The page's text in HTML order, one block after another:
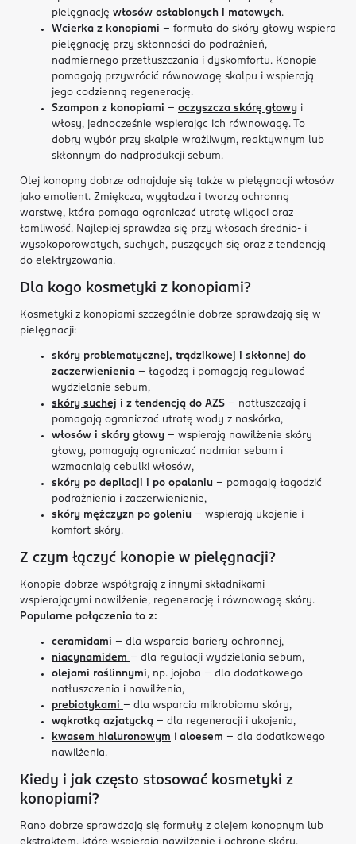
pielęgnację włosów osłabionych i matowych.
Wcierka z konopiami – formuła do skóry głowy wspiera
pielęgnację przy skłonności do podrażnień,
nadmiernego przetłuszczania i dyskomfortu. Konopie
pomagają przywrócić równowagę skalpu i wspierają
jego codzienną regenerację.
Szampon z konopiami – oczyszcza skórę głowy i
włosy, jednocześnie wspierając ich równowagę. To
dobry wybór przy skalpie wrażliwym, reaktywnym lub
skłonnym do nadprodukcji sebum.
Olej konopny dobrze odnajduje się także w pielęgnacji włosów
jako emolient. Zmiękcza, wygładza i tworzy ochronną
warstwę, która pomaga ograniczać utratę wilgoci oraz
łamliwość. Najlepiej sprawdza się przy włosach średnio- i
wysokoporowatych, suchych, puszących się oraz z tendencją
do elektryzowania.
Dla kogo kosmetyki z konopiami?
Kosmetyki z konopiami szczególnie dobrze sprawdzają się w
pielęgnacji:
skóry problematycznej, trądzikowej i skłonnej do
zaczerwienienia – łagodzą i pomagają regulować
wydzielanie sebum,
skóry suchej i z tendencją do AZS – natłuszczają i
pomagają ograniczać utratę wody z naskórka,
włosów i skóry głowy – wspierają nawilżenie skóry
głowy, pomagają ograniczać nadmiar sebum i
wzmacniają cebulki włosów,
skóry po depilacji i po opalaniu – pomagają łagodzić
podrażnienia i zaczerwienienie,
skóry mężczyzn po goleniu – wspierają ukojenie i
komfort skóry.
Z czym łączyć konopie w pielęgnacji?
Konopie dobrze współgrają z innymi składnikami
wspierającymi nawilżenie, regenerację i równowagę skóry.
Popularne połączenia to z:
ceramidami – dla wsparcia bariery ochronnej,
niacynamidem – dla regulacji wydzielania sebum,
olejami roślinnymi, np. jojoba – dla dodatkowego
natłuszczenia i nawilżenia,
prebiotykami – dla wsparcia mikrobiomu skóry,
wąkrotką azjatycką – dla regeneracji i ukojenia,
kwasem hialuronowym i aloesem – dla dodatkowego
nawilżenia.
Kiedy i jak często stosować kosmetyki z
konopiami?
Rano dobrze sprawdzają się formuły z olejem konopnym lub
ekstraktem, które wspierają nawilżenie i ochronę skóry.